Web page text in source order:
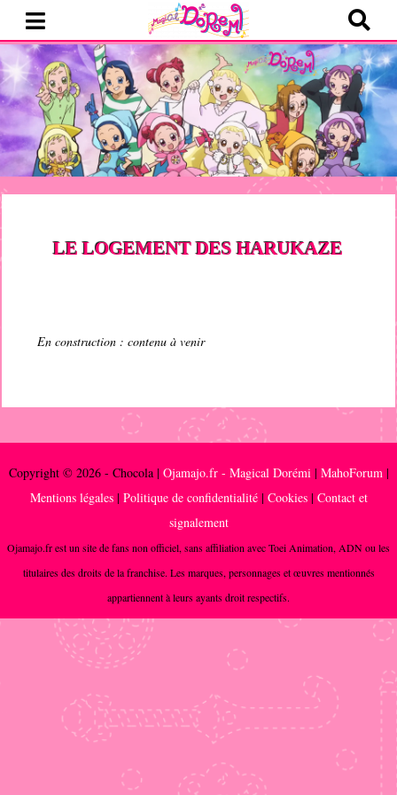
LE LOGEMENT DES HARUKAZE
En construction : contenu à venir
Copyright © 2026 - Chocola | Ojamajo.fr - Magical Dorémi| MahoForum|
Mentions légales| Politique de confidentialité| Cookies| Contact et
signalement
Ojamajo.fr est un site de fans non officiel, sans affiliation avec Toei Animation, ADN ou les
titulaires des droits de la franchise. Les marques, personnages et œuvres mentionnés
appartiennent à leurs ayants droit respectifs.